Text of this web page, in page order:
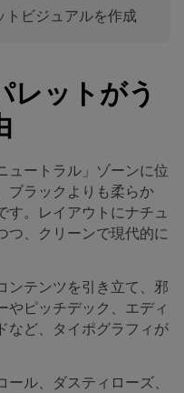
トビジュアルを作成
レットがう
ュートラル」ゾーンに位
ブラックよりも柔らか
す。レイアウトにナチュ
つ、クリーンで現代的に
ンテンツを引き立て、邪
やピッチデック、エディ
など、タイポグラフィが
ル、ダスティローズ、